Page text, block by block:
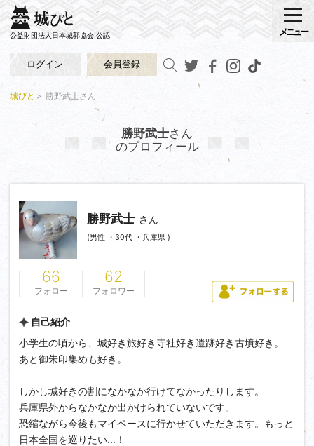
公益財団法人日本城郭協会 公認
ログイン 会員登録
メニュー
城びと 勝野武士さん
勝野武士さん
のプロフィール
勝野武士 さん
(男性 ・30代 ・兵庫県 )
66
フォロー
62
フォロワー
自己紹介
小学生の頃から、城好き旅好き寺社好き遺跡好き古墳好き。
あと御朱印集めも好き。
しかし城好きの割になかなか行けてなかったりします。
兵庫県外からなかなか出かけられていないです。
恐縮ながら今後もマイペースに行かせていただきます。もっと
日本全国を巡りたい…！